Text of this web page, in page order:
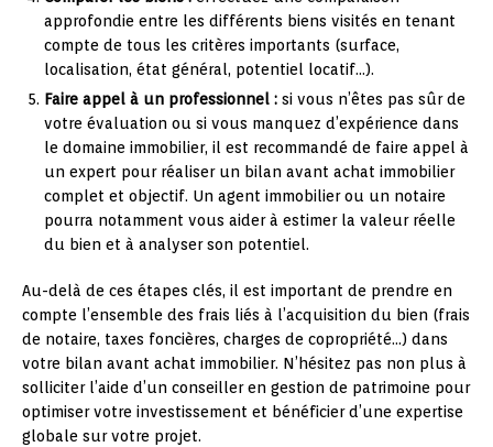
approfondie entre les différents biens visités en tenant
compte de tous les critères importants (surface,
localisation, état général, potentiel locatif…).
Faire appel à un professionnel : si vous n’êtes pas sûr de
votre évaluation ou si vous manquez d’expérience dans
le domaine immobilier, il est recommandé de faire appel à
un expert pour réaliser un bilan avant achat immobilier
complet et objectif. Un agent immobilier ou un notaire
pourra notamment vous aider à estimer la valeur réelle
du bien et à analyser son potentiel.
Au-delà de ces étapes clés, il est important de prendre en
compte l’ensemble des frais liés à l’acquisition du bien (frais
de notaire, taxes foncières, charges de copropriété…) dans
votre bilan avant achat immobilier. N’hésitez pas non plus à
solliciter l’aide d’un conseiller en gestion de patrimoine pour
optimiser votre investissement et bénéficier d’une expertise
globale sur votre projet.